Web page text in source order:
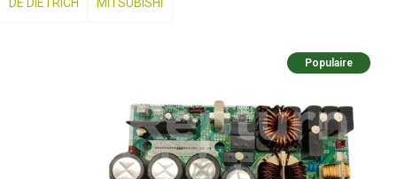
Populaire